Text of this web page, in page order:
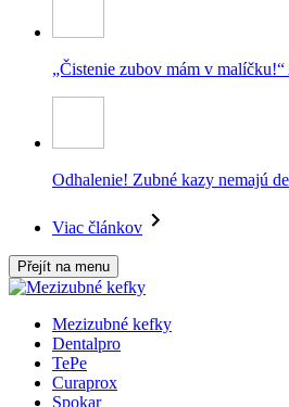
„Čistenie zubov mám v
Odhalenie! Zubné kazy nemajú
Viac článkov
Přejít na menu
Mezizubné kefky
Dentalpro
TePe
Curaprox
Spokar